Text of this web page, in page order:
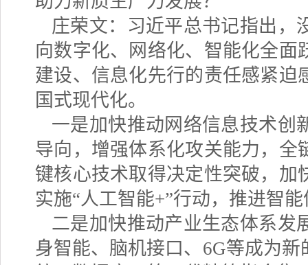
庄荣文：习近平总书记指出，
向数字化、网络化、智能化全
建设、信息化先行的责任感紧
国式现代化。
一是加快推动网络信息技术创
导向，增强体系化攻关能力，全
键核心技术取得决定性突破，加
实施“人工智能+”行动，推进智
二是加快推动产业生态体系发
身智能、脑机接口、 6G等成为新